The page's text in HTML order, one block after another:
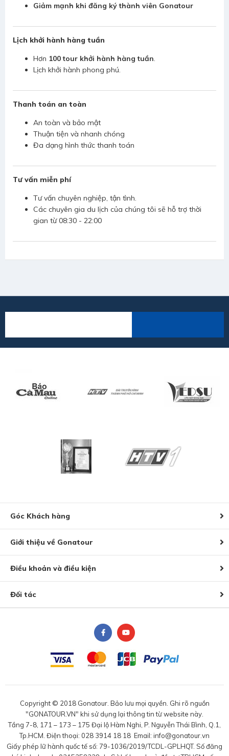
Giảm mạnh khi đăng ký thành viên Gonatour
Lịch khởi hành hàng tuần
Hơn 100 tour khởi hành hàng tuần.
Lịch khởi hành phong phú.
Thanh toán an toàn
An toàn và bảo mật
Thuận tiện và nhanh chóng
Đa dạng hình thức thanh toán
Tư vấn miễn phí
Tư vấn chuyên nghiệp, tận tình.
Các chuyên gia du lịch của chúng tôi sẽ hỗ trợ thời
gian từ 08:30 - 22:00
Góc Khách hàng
Giới thiệu về Gonatour
Điều khoản và điều kiện
Đối tác
Copyright © 2018 Gonatour. Bảo lưu mọi quyền. Ghi rõ nguồn
"GONATOUR.VN" khi sử dụng lại thông tin từ website này.
Tầng 7-8, 171 – 173 – 175 Đại lộ Hàm Nghi, P. Nguyễn Thái Bình, Q.1,
Tp.HCM. Điện thoại: 028 3914 18 18 Email: info@gonatour.vn
Giấy phép lữ hành quốc tế số: 79-1036/2019/TCDL-GPLHQT. Số đăng